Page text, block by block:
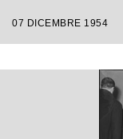
07 DICEMBRE 1954